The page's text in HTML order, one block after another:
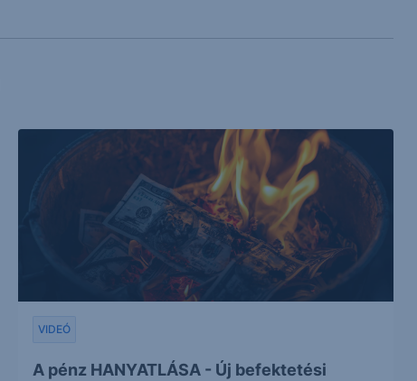
A pénz HANYATLÁSA - Új befektetési
VIDEÓ